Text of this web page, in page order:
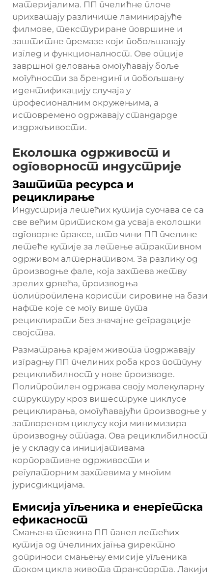
материјалима. ПП пчелићне плоче
прихватају различите ламинирајуће
филмове, текстуриране површине и
заштитне премазе који побољшавају
изглед и функционалност. Ове опције
завршног деловања омогућавају боље
могућности за брендинг и побољшану
идентификацију случаја у
професионалним окружењима, а
истовремено одржавају стандарде
издржљивости.
Еколошка одрживост и
одговорност индустрије
Заштита ресурса и
рециклирање
Индустрија летећих кутија суочава се са
све већим притиском да усваја еколошки
одговорне праксе, што чини ПП пчелине
летеће кутије за летење атрактивном
одрживом алтернативом. За разлику од
производње фале, која захтева жетву
зрелих дрвећа, производња
полипропилена користи сировине на бази
нафте које се могу више пута
рециклирати без значајне деградације
својства.
Разматрања крајем живота подржавају
изградњу ПП пчелиних роба кроз потпуну
рециклибилност у нове производе.
Полипропилен одржава своју молекуларну
структуру кроз вишеструке циклусе
рециклирања, омогућавајући производње у
затвореном циклусу који минимизира
производњу отпада. Ова рециклибилност
је у складу са иницијативама
корпоративне одрживости и
регулаторним захтевима у многим
јурисдикцијама.
Емисија угљеника и енергетска
ефикасност
Смањена тежина ПП панел летећих
кутија од пчелиних јагња директно
доприноси смањењу емисије угљеника
током цикла живота транспорта. Лакији